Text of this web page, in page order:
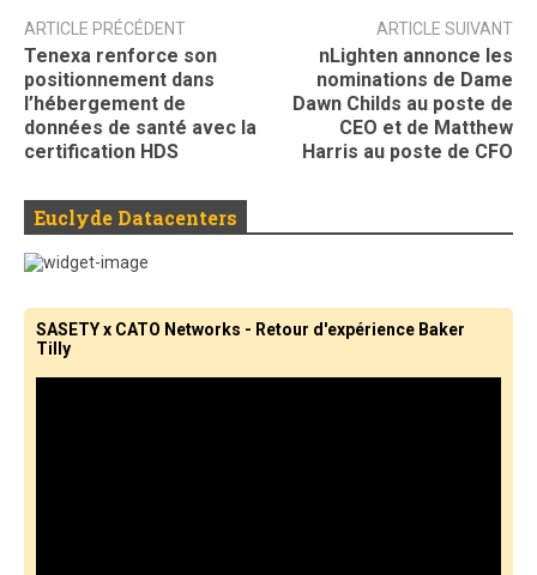
ARTICLE PRÉCÉDENT
Tenexa renforce son
positionnement dans
l’hébergement de
données de santé avec la
certification HDS
ARTICLE SUIVANT
nLighten annonce les
nominations de Dame
Dawn Childs au poste de
CEO et de Matthew
Harris au poste de CFO
Euclyde Datacenters
SASETY x CATO Networks - Retour d'expérience Baker
Tilly